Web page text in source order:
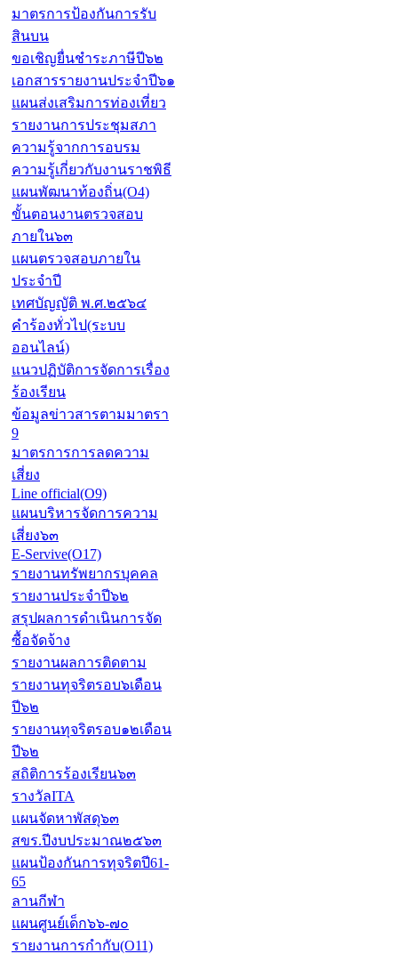
มาตรการป้องกันการรับ
สินบน
ขอเชิญยื่นชำระภาษีปี๖๒
เอกสารรายงานประจำปี๖๑
แผนส่งเสริมการท่องเที่ยว
รายงานการประชุมสภา
ความรู้จากการอบรม
ความรู้เกี่ยวกับงานราชพิธี
แผนพัฒนาท้องถิ่น(O4)
ขั้นตอนงานตรวจสอบ
ภายใน๖๓
แผนตรวจสอบภายใน
ประจำปี
เทศบัญญัติ พ.ศ.๒๕๖๔
คำร้องทั่วไป(ระบบ
ออนไลน์)
แนวปฏิบัติการจัดการเรื่อง
ร้องเรียน
ข้อมูลข่าวสารตามมาตรา
9
มาตรการการลดความ
เสี่ยง
Line official(O9)
แผนบริหารจัดการความ
เสี่ยง๖๓
E-Servive(O17)
รายงานทรัพยากรบุคคล
รายงานประจำปี๖๒
สรุปผลการดำเนินการจัด
ซื้อจัดจ้าง
รายงานผลการติดตาม
รายงานทุจริตรอบ๖เดือน
ปี๖๒
รายงานทุจริตรอบ๑๒เดือน
ปี๖๒
สถิติการร้องเรียน๖๓
รางวัลITA
แผนจัดหาพัสดุ๖๓
สขร.ปีงบประมาณ๒๕๖๓
แผนป้องกันการทุจริตปี61-
65
ลานกีฬา
แผนศูนย์เด็ก๖๖-๗๐
รายงานการกำกับ(O11)